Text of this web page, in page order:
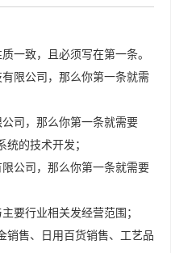
一致，且必须写在第一条。
限公司，那么你第一条就需
司，那么你第一条就需要
的技术开发；
公司，那么你第一条就需要
要行业相关发经营范围；
销售、日用百货销售、工艺品